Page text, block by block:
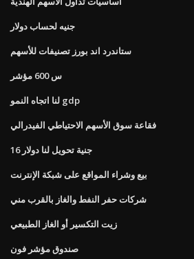
جنيه لحساب دولار
ستاندرد اند بورز تصنيفات للأسهم
س 600 مؤشر
لنا اتجاه النمو gdp
فقاعة سوق الأسهم الاحتياطي الفيدرالي
16 جنية تحويل لنا دولار
بيع وشراء المواقع على شبكة الإنترنت
شركات حفر النفط والغاز بالقرب مني
زيت التكسير أو الغاز الطبيعي
صندوق مؤشر فون